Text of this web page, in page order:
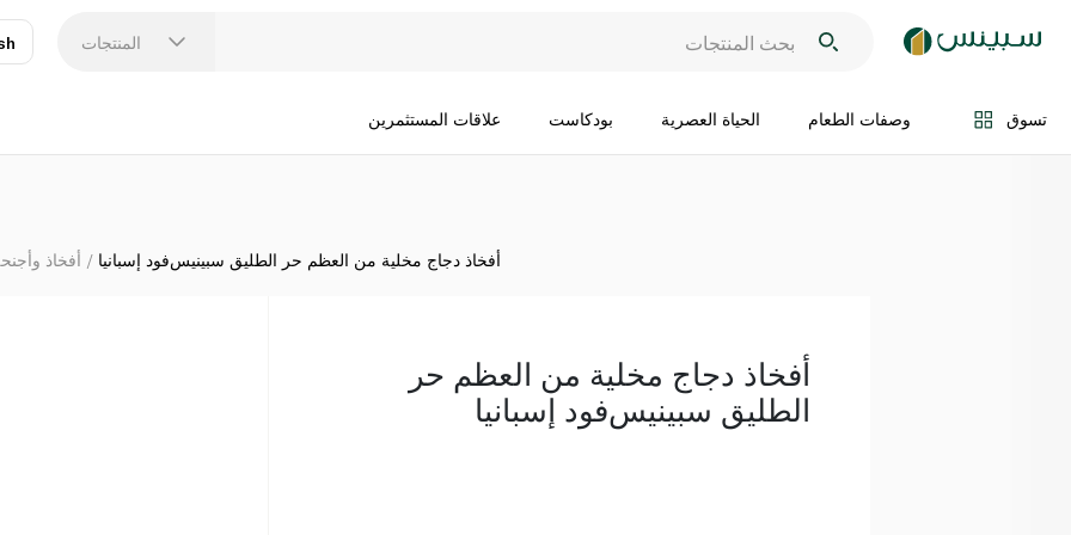
المنتجات
تسوق وصفات الطعام الحياة العصرية بودكاست علاقات المستثمرين
اضف الى السلة
أفخاذ أفخاذ دجاج مخلية من العظم حر الطليق سبينيس‌فود إسبانيا
أفخاذ دجاج مخلية من العظم حر
الطليق سبينيس‌فود إسبانيا